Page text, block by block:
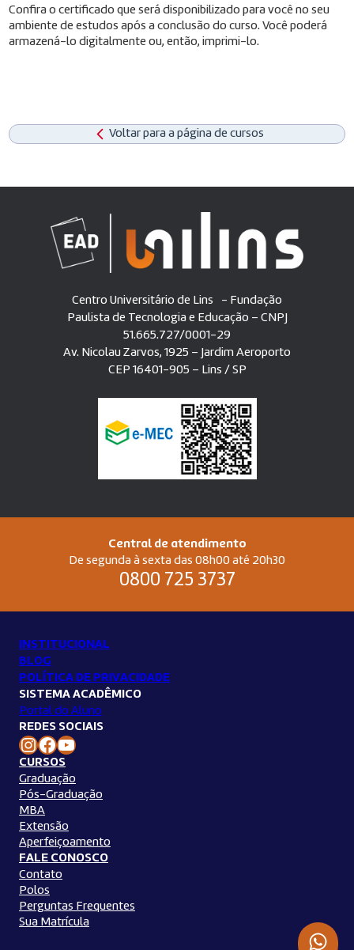
Confira o certificado que será disponibilizado para você no seu
ambiente de estudos após a conclusão do curso. Você poderá
armazená-lo digitalmente ou, então, imprimi-lo.
Voltar para a página de cursos
Centro Universitário de Lins - Fundação
Paulista de Tecnologia e Educação – CNPJ
51.665.727/0001-29
Av. Nicolau Zarvos, 1925 – Jardim Aeroporto
CEP 16401-905 – Lins / SP
Central de atendimento
De segunda à sexta das 08h00 até 20h30
0800 725 3737
INSTITUCIONAL
BLOG
POLÍTICA DE PRIVACIDADE
SISTEMA ACADÊMICO
Portal do Aluno
REDES SOCIAIS
Instagram Unilins Facebook Unilins Youtube Unilins
CURSOS
Graduação
Pós-Graduação
MBA
Extensão
Aperfeiçoamento
FALE CONOSCO
Contato
Polos
Perguntas Frequentes
Sua Matrícula